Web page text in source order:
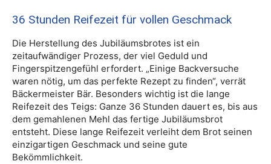
36 Stunden Reifezeit für vollen Geschmack
Die Herstellung des Jubiläumsbrotes ist ein
zeitaufwändiger Prozess, der viel Geduld und
Fingerspitzengefühl erfordert. „Einige Backversuche
waren nötig, um das perfekte Rezept zu finden“, verrät
Bäckermeister Bär. Besonders wichtig ist die lange
Reifezeit des Teigs: Ganze 36 Stunden dauert es, bis aus
dem gemahlenen Mehl das fertige Jubiläumsbrot
entsteht. Diese lange Reifezeit verleiht dem Brot seinen
einzigartigen Geschmack und seine gute
Bekömmlichkeit.